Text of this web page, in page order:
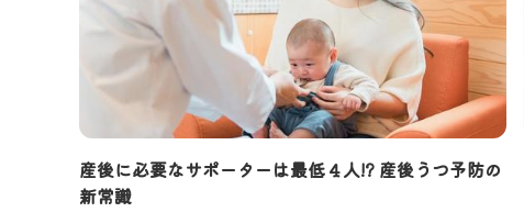
産後に必要なサポーターは最低４人!? 産後うつ予防の
新常識